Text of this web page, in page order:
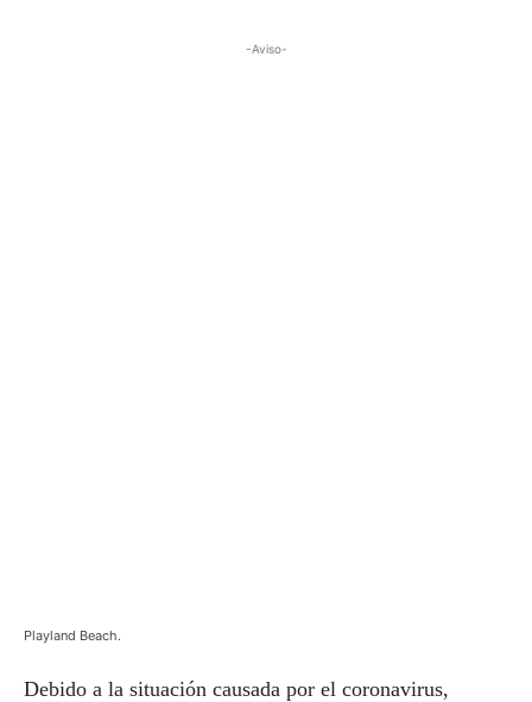
-Aviso-
Playland Beach.
Debido a la situación causada por el coronavirus,